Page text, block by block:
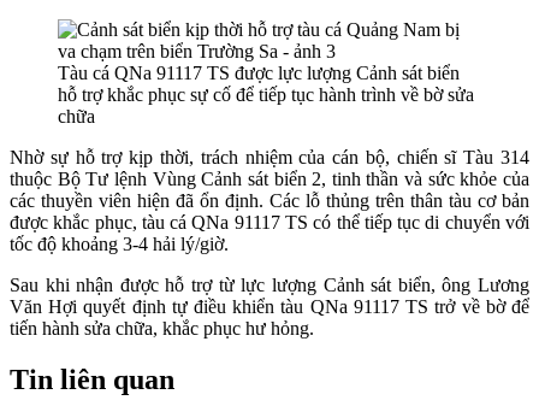
Tàu cá QNa 91117 TS được lực lượng Cảnh sát biển
hỗ trợ khắc phục sự cố để tiếp tục hành trình về bờ sửa
chữa
Nhờ sự hỗ trợ kịp thời, trách nhiệm của cán bộ, chiến sĩ Tàu 314
thuộc Bộ Tư lệnh Vùng Cảnh sát biển 2, tinh thần và sức khỏe của
các thuyền viên hiện đã ổn định. Các lỗ thủng trên thân tàu cơ bản
được khắc phục, tàu cá QNa 91117 TS có thể tiếp tục di chuyển với
tốc độ khoảng 3-4 hải lý/giờ.
Sau khi nhận được hỗ trợ từ lực lượng Cảnh sát biển, ông Lương
Văn Hợi quyết định tự điều khiển tàu QNa 91117 TS trở về bờ để
tiến hành sửa chữa, khắc phục hư hỏng.
Tin liên quan